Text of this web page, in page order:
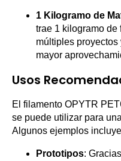
1 Kilogramo de
trae 1 kilogramo de
múltiples
mayor
Usos
El filamento OPYTR
se puede utilizar para
Algunos ejemplos
Prototipos: